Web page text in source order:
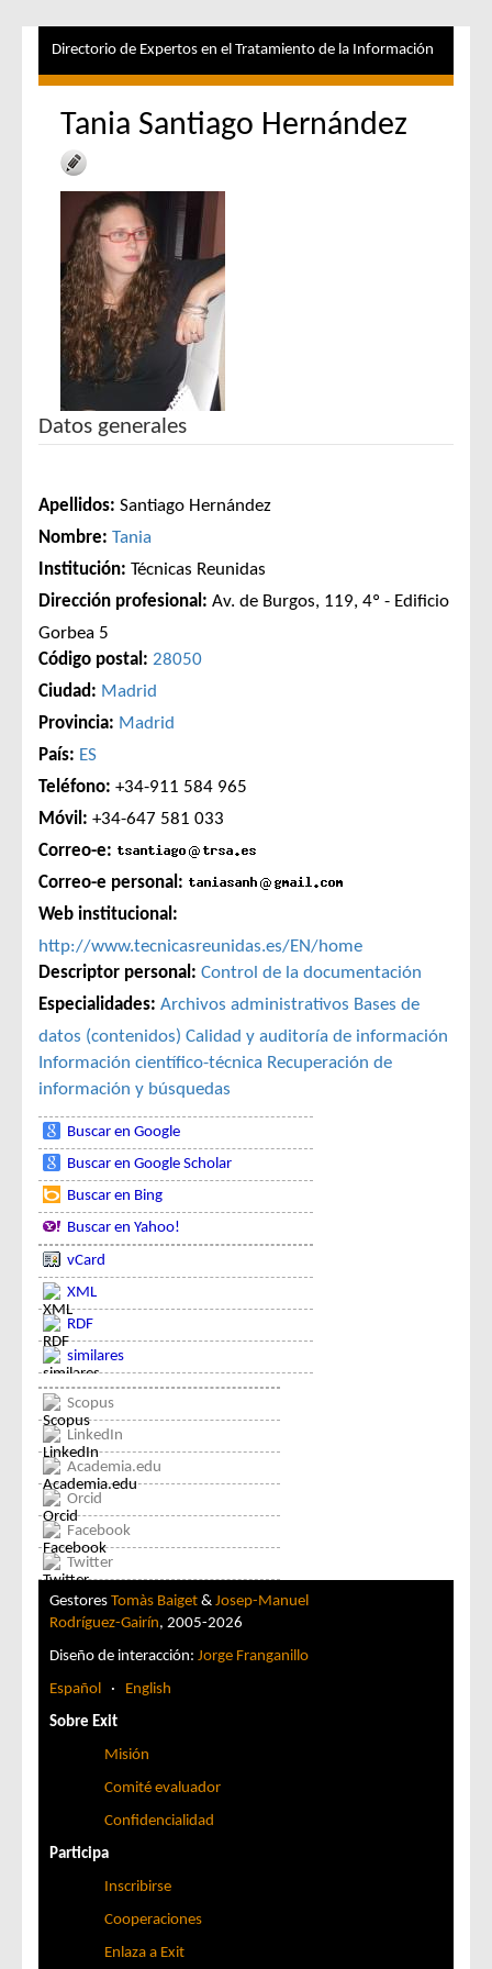
Directorio de Expertos en el Tratamiento de la Información
Tania Santiago Hernández
Datos generales
Apellidos: Santiago Hernández
Nombre: Tania
Institución: Técnicas Reunidas
Dirección profesional: Av. de Burgos, 119, 4º - Edificio
Gorbea 5
Código postal: 28050
Ciudad: Madrid
Provincia: Madrid
País: ES
Teléfono: +34-911 584 965
Móvil: +34-647 581 033
Correo-e:
Correo-e personal:
Web institucional:
http://www.tecnicasreunidas.es/EN/home
Descriptor personal: Control de la documentación
Especialidades: Archivos administrativos Bases de
datos (contenidos) Calidad y auditoría de información
Información científico-técnica Recuperación de
información y búsquedas
Buscar en Google
Buscar en Google Scholar
Buscar en Bing
Buscar en Yahoo!
vCard
XML
RDF
similares
Scopus
LinkedIn
Academia.edu
Orcid
Facebook
Twitter
Gestores Tomàs Baiget & Josep-Manuel
Rodríguez-Gairín, 2005-2026
Diseño de interacción: Jorge Franganillo
Español · English
Sobre Exit
Misión
Comité evaluador
Confidencialidad
Participa
Inscribirse
Cooperaciones
Enlaza a Exit